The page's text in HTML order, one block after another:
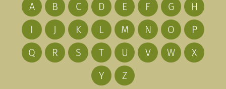
A B C D E F G
H
I
J K L M N O
P
Q
R S T U V W
X
Y
Z